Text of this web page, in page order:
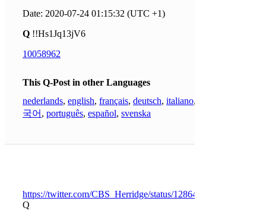
Date: 2020-07-24 01:15:32 (UTC +1)
Q !!Hs1Jq13jV6
10058962
This Q-Post in other Languages
nederlands, english, français, deutsch, italiano,
국어 , português, español, svenska
https://twitter.com/CBS_Herridge/status/1286407008808325120
Q